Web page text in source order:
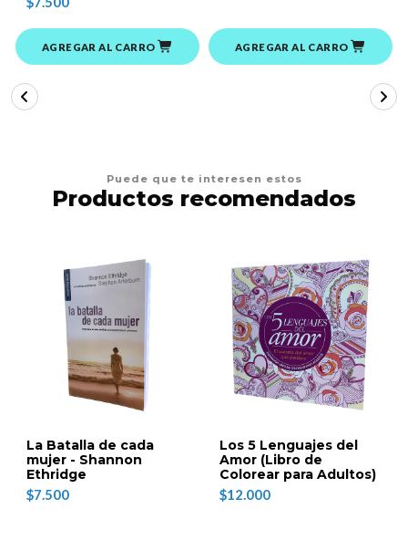
AGREGAR AL CARRO AGREGAR AL CARRO
Puede que te interesen estos
Productos recomendados
La Batalla de cada
mujer - Shannon
Ethridge
$7.500
Los 5 Lenguajes del
Amor (Libro de
Colorear para Adultos)
$12.000